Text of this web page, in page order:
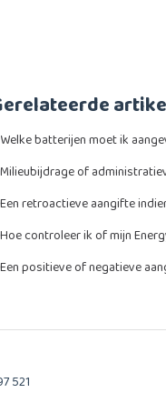
Welke batterijen moet ik
Milieubijdrage of
Een retroactieve aangifte
Hoe controleer ik of mijn
Een positieve of negatieve
521